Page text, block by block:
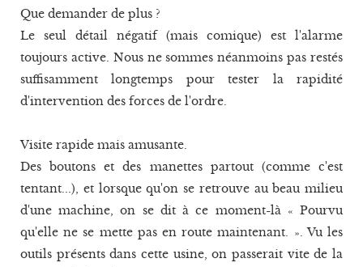
Que demander de plus ?
Le seul détail négatif (mais comique) est l'alarme
toujours active. Nous ne sommes néanmoins pas restés
suffisamment longtemps pour tester la rapidité
d'intervention des forces de l'ordre.
Visite rapide mais amusante.
Des boutons et des manettes partout (comme c'est
tentant...), et lorsque qu'on se retrouve au beau milieu
d'une machine, on se dit à ce moment-là « Pourvu
qu'elle ne se mette pas en route maintenant. ». Vu les
outils présents dans cette usine, on passerait vite de la